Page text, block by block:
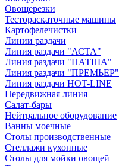
Овощерезки
Тестораскаточные машины
Картофелечистки
Линии раздачи
Линия раздачи "АСТА"
Линия раздачи "ПАТША"
Линия раздачи "ПРЕМЬЕР"
Линия раздачи HOT-LINE
Передвижная линия
Салат-бары
Нейтральное оборудование
Ванны моечные
Столы производственные
Стеллажи кухонные
Столы для мойки овощей